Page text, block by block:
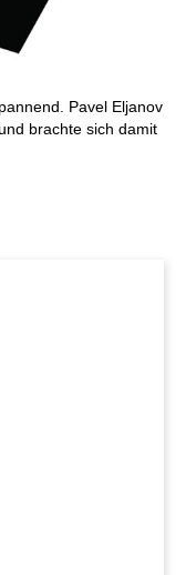
Pavel Eljanov
brachte sich damit